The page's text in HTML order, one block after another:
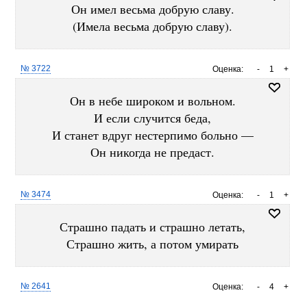
Он имел весьма добрую славу.
(Имела весьма добрую славу).
Оценка: +
1
-
№ 3722
Он в небе широком и вольном.
И если случится беда,
И станет вдруг нестерпимо больно —
Он никогда не предаст.
Оценка: +
1
-
№ 3474
Страшно падать и страшно летать,
Страшно жить, а потом умирать
Оценка: +
4
-
№ 2641